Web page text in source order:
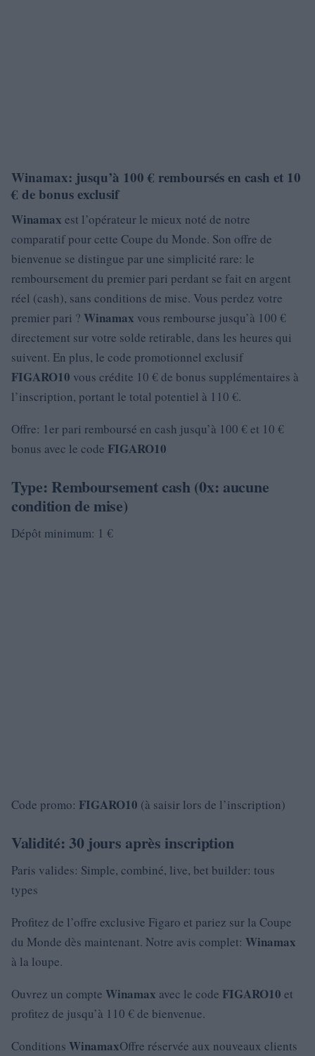
Winamax: jusqu’à 100 € remboursés en cash et 10
€ de bonus exclusif
Winamax est l’opérateur le mieux noté de notre
comparatif pour cette Coupe du Monde. Son offre de
bienvenue se distingue par une simplicité rare: le
remboursement du premier pari perdant se fait en argent
réel (cash), sans conditions de mise. Vous perdez votre
premier pari ? Winamax vous rembourse jusqu’à 100 €
directement sur votre solde retirable, dans les heures qui
suivent. En plus, le code promotionnel exclusif
FIGARO10 vous crédite 10 € de bonus supplémentaires à
l’inscription, portant le total potentiel à 110 €.
Offre: 1er pari remboursé en cash jusqu’à 100 € et 10 €
bonus avec le code FIGARO10
Type: Remboursement cash (0x: aucune
condition de mise)
Dépôt minimum: 1 €
Code promo: FIGARO10 (à saisir lors de l’inscription)
Validité: 30 jours après inscription
Paris valides: Simple, combiné, live, bet builder: tous
types
Profitez de l’offre exclusive Figaro et pariez sur la Coupe
du Monde dès maintenant. Notre avis complet: Winamax
à la loupe.
Ouvrez un compte Winamax avec le code FIGARO10 et
profitez de jusqu’à 110 € de bienvenue.
Conditions WinamaxOffre réservée aux nouveaux clients